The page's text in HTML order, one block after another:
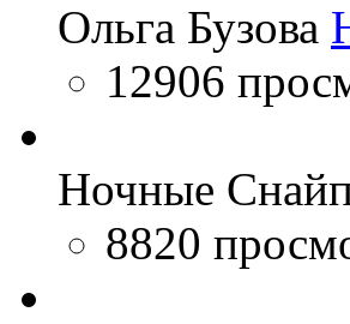
Ольга Бузова
12906
Ночные
8820